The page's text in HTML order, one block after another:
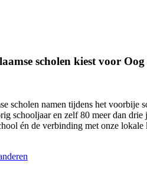
scholen kiest voor
scholen namen tijdens het voorbije
schooljaar en zelf 80 meer dan
én de verbinding met onze